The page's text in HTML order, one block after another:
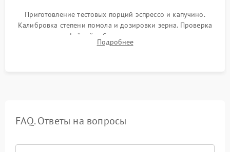
Приготовление тестовых порций эспрессо и капучино.
Калибровка степени помола и дозировки зерна. Проверка
плотности кофейной таблетки, температуры напитка и
качества молочной пены. Контроль отсутствия посторонних
Подробнее
FAQ. Ответы на вопросы